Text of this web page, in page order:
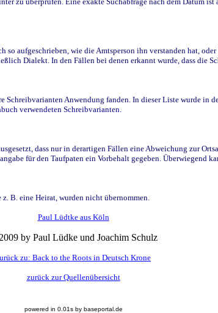
aufgeschrieben, wie die Amtsperson ihn verstanden hat,
Dialekt. In den Fällen bei denen erkannt wurde, dass die
Anwendung fanden. In dieser Liste wurde in
verwendeten Schreibvarianten.
dass nur in derartigen Fällen eine Abweichung zur
für den Taufpaten ein Vorbehalt gegeben. Überwiegend
B. eine Heirat, wurden nicht übernommen.
Paul Lüdtke aus Köln
by Paul Lüdke und Joachim Schulz
zu: Back to the Roots in Deutsch Krone
zurück zur Quellenübersicht
powered in 0.01s by baseportal.de